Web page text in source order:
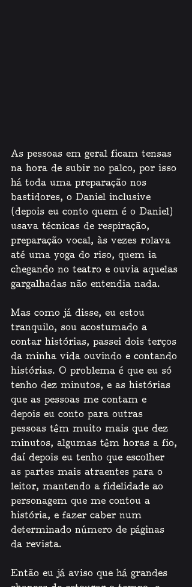
As pessoas em geral ficam tensas
na hora de subir no palco, por isso
há toda uma preparação nos
bastidores, o Daniel inclusive
(depois eu conto quem é o Daniel)
usava técnicas de respiração,
preparação vocal, às vezes rolava
até uma yoga do riso, quem ia
chegando no teatro e ouvia aquelas
gargalhadas não entendia nada.
Mas como já disse, eu estou
tranquilo, sou acostumado a
contar histórias, passei dois terços
da minha vida ouvindo e contando
histórias. O problema é que eu só
tenho dez minutos, e as histórias
que as pessoas me contam e
depois eu conto para outras
pessoas têm muito mais que dez
minutos, algumas têm horas a fio,
daí depois eu tenho que escolher
as partes mais atraentes para o
leitor, mantendo a fidelidade ao
personagem que me contou a
história, e fazer caber num
determinado número de páginas
da revista.
Então eu já aviso que há grandes